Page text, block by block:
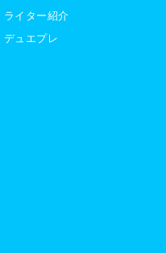
ライター紹介
デュエプレ